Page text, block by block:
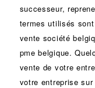
successeur,
termes utilisés
vente société
pme belgique.
vente de votre
votre entreprise